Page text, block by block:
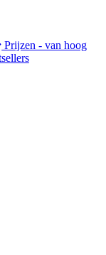
Prijzen - van hoog